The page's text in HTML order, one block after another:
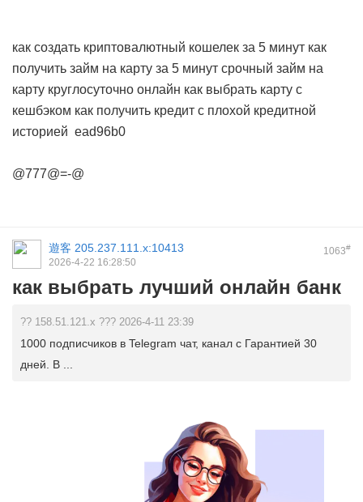
как создать криптовалютный кошелек за 5 минут как
получить займ на карту за 5 минут срочный займ на
карту круглосуточно онлайн как выбрать карту с
кешбэком как получить кредит с плохой кредитной
историей ead96b0
@777@=-@
1063#
遊客 205.237.111.x:10413
2026-4-22 16:28:50
как выбрать лучший онлайн банк
?? 158.51.121.x ??? 2026-4-11 23:39
1000 подписчиков в Telegram чат, канал с Гарантией 30
дней. В ...